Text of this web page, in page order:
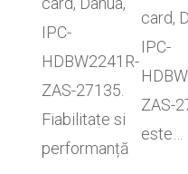
IPC-
HDBW2241R-
ZAS-27135.
Fiabilitate si
performanță
card,
IPC-
ZAS-
este…